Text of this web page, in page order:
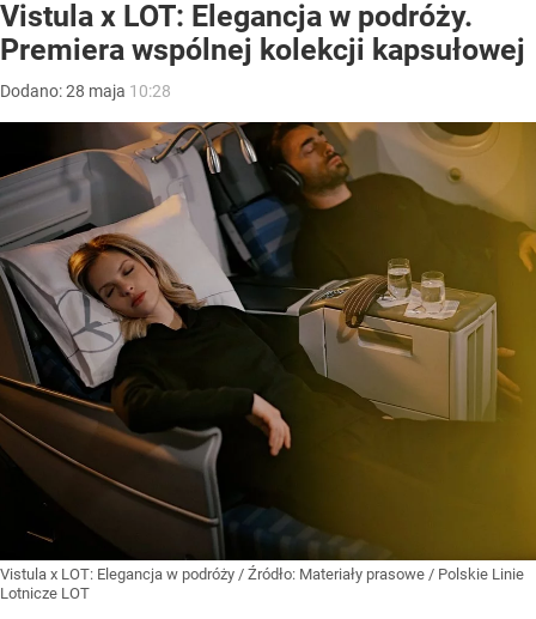
Vistula x LOT: Elegancja w podróży.
Premiera wspólnej kolekcji kapsułowej
Dodano:28 maja 10:28
Vistula x LOT: Elegancja w podróży / Źródło: Materiały prasowe / Polskie Linie
Lotnicze LOT